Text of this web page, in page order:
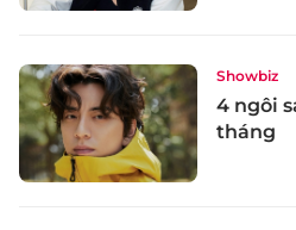
Showbiz
4 ngôi
tháng